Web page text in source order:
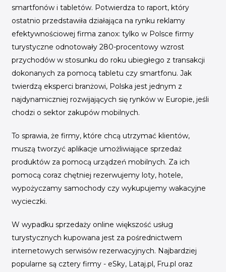
smartfonów i tabletów. Potwierdza to raport, który
ostatnio przedstawiła działająca na rynku reklamy
efektywnościowej firma zanox: tylko w Polsce firmy
turystyczne odnotowały 280-procentowy wzrost
przychodów w stosunku do roku ubiegłego z transakcji
dokonanych za pomocą tabletu czy smartfonu. Jak
twierdzą eksperci branżowi, Polska jest jednym z
najdynamiczniej rozwijających się rynków w Europie, jeśli
chodzi o sektor zakupów mobilnych.
To sprawia, że firmy, które chcą utrzymać klientów,
muszą tworzyć aplikacje umożliwiające sprzedaż
produktów za pomocą urządzeń mobilnych. Za ich
pomocą coraz chętniej rezerwujemy loty, hotele,
wypożyczamy samochody czy wykupujemy wakacyjne
wycieczki.
W wypadku sprzedaży online większość usług
turystycznych kupowana jest za pośrednictwem
internetowych serwisów rezerwacyjnych. Najbardziej
popularne są cztery firmy - eSky, Lataj.pl, Fru.pl oraz